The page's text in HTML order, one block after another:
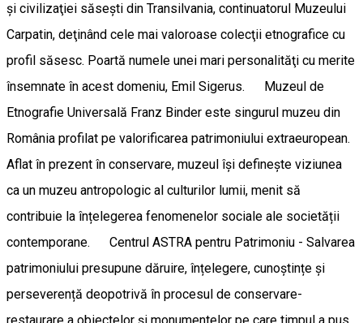
şi civilizaţiei săseşti din Transilvania, continuatorul Muzeului
Carpatin, deţinând cele mai valoroase colecţii etnografice cu
profil săsesc. Poartă numele unei mari personalităţi cu merite
însemnate în acest domeniu, Emil Sigerus. Muzeul de
Etnografie Universală Franz Binder este singurul muzeu din
România profilat pe valorificarea patrimoniului extraeuropean.
Aflat în prezent în conservare, muzeul își definește viziunea
ca un muzeu antropologic al culturilor lumii, menit să
contribuie la înțelegerea fenomenelor sociale ale societății
contemporane. Centrul ASTRA pentru Patrimoniu - Salvarea
patrimoniului presupune dăruire, înțelegere, cunoștințe și
perseverență deopotrivă în procesul de conservare-